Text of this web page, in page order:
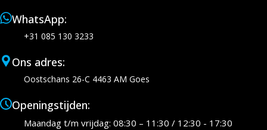
WhatsApp:
+31 085 130 3233
Ons adres:
Oostschans 26-C 4463 AM Goes
Openingstijden:
Maandag t/m vrijdag: 08:30 – 11:30 / 12:30 - 17:30